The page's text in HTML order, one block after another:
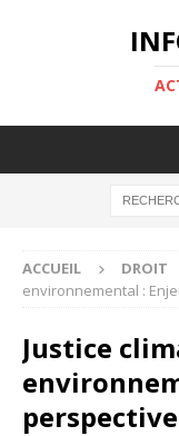
ACCUEIL DROIT
environnemental :
Justice